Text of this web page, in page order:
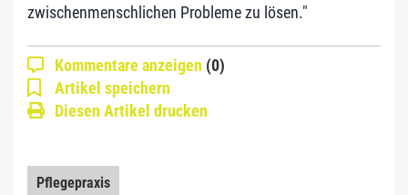
zwischenmenschlichen Probleme zu lösen."
Kommentare anzeigen (0)
Artikel speichern
Diesen Artikel drucken
Pflegepraxis